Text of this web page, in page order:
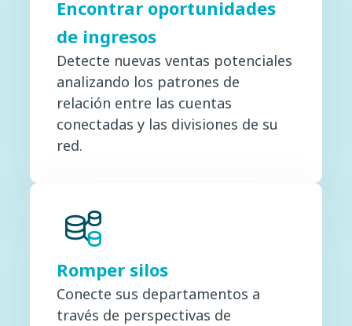
Encontrar oportunidades
de ingresos
Detecte nuevas ventas potenciales
analizando los patrones de
relación entre las cuentas
conectadas y las divisiones de su
red.
Romper silos
Conecte sus departamentos a
través de perspectivas de